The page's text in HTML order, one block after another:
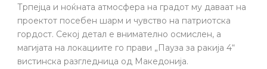
Трпејца и ноќната атмосфера на градот му даваат на
проектот посебен шарм и чувство на патриотска
гордост. Секој детал е внимателно осмислен, а
магијата на локациите го прави „Пауза за ракија 4“
вистинска разгледница од Македонија.